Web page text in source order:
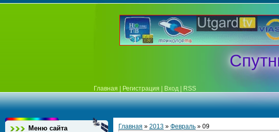
Главная Регистрация Вход RSS
Меню сайта
Главная » 2013 » Февраль » 09